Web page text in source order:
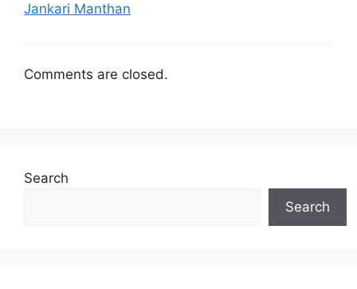
Jankari Manthan
Comments are closed.
Search
Search